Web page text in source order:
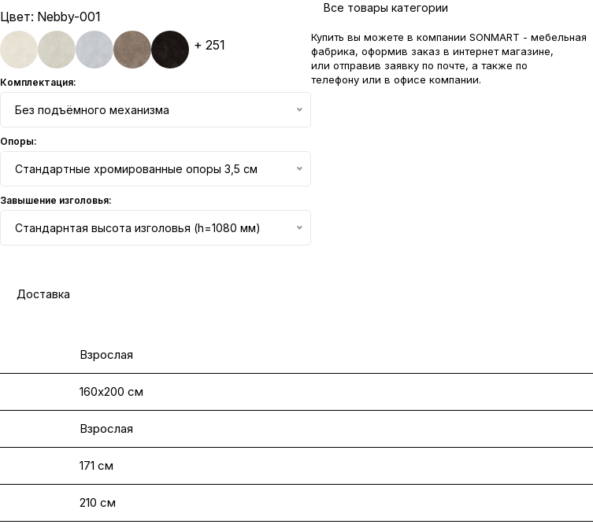
Цвет: Nebby-001
+ 251
Комплектация:
Без подъёмного механизма
Опоры:
Стандартные хромированные опоры 3,5 см
Завышение изголовья:
Стандарнтая высота изголовья (h=1080 мм)
Все товары категории
Купить вы можете в компании SONMART - мебельная
фабрика, оформив заказ в интернет магазине,
или отправив заявку по почте, а также по
телефону или в офисе компании.
Доставка
Взрослая
160х200 см
Взрослая
171 см
210 см